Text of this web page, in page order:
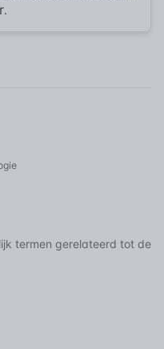
.
termen gerelateerd tot de